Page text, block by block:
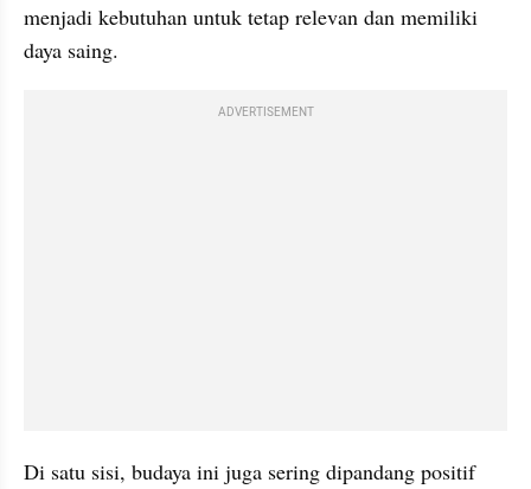
menjadi kebutuhan untuk tetap relevan dan memiliki
daya saing.
ADVERTISEMENT
Di satu sisi, budaya ini juga sering dipandang positif